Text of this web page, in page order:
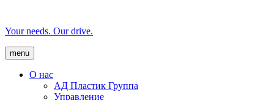
Your needs. Our drive.
menu
О нас
AД Пластик Группа
Управление